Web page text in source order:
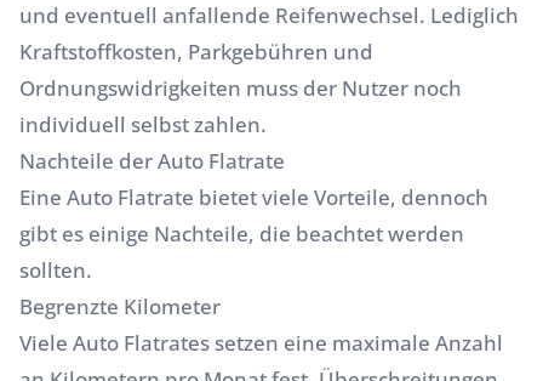
und eventuell anfallende Reifenwechsel. Lediglich
Kraftstoffkosten, Parkgebühren und
Ordnungswidrigkeiten muss der Nutzer noch
individuell selbst zahlen.
Nachteile der Auto Flatrate
Eine Auto Flatrate bietet viele Vorteile, dennoch
gibt es einige Nachteile, die beachtet werden
sollten.
Begrenzte Kilometer
Viele Auto Flatrates setzen eine maximale Anzahl